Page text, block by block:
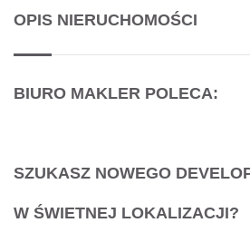
OPIS NIERUCHOMOŚCI
BIURO MAKLER POLECA:
SZUKASZ NOWEGO
W ŚWIETNEJ LOKALIZACJI?